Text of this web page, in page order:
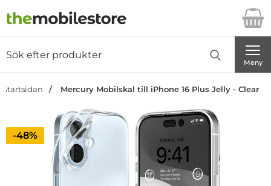
Startsidan för Danira Telecom AB
Meny
Startsidan Mercury Mobilskal till iPhone 16 Plus Jelly - Clear
Priset är nedsatt med
-48%